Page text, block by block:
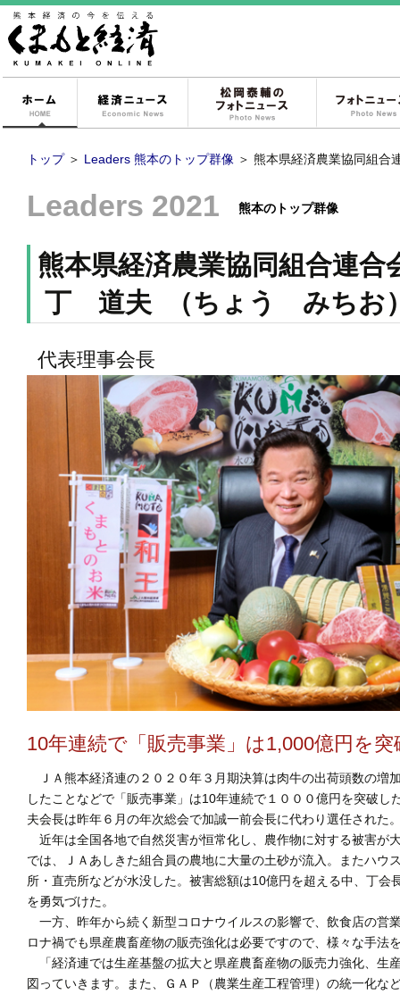
経済ニュース
トップ ＞ Leaders 熊本のトップ群像 ＞ 熊本県経済農業協同組合
Leaders 2021 熊本のトップ群像
熊本県経済農業協同組合連合
丁 道夫 （ちょう みちお
代表理事会長
10年連続で「販売事業」は1,000億円を突
ＪＡ熊本経済連の２０２０年３月期決算は肉牛の出荷頭数の増
したことなどで「販売事業」は10年連続で１０００億円を突破し
夫会長は昨年６月の年次総会で加誠一前会長に代わり選任された
近年は全国各地で自然災害が恒常化し、農作物に対する被害が
では、ＪＡあしきた組合員の農地に大量の土砂が流入。またハウ
所・直売所などが水没した。被害総額は10億円を超える中、丁
を勇気づけた。
一方、昨年から続く新型コロナウイルスの影響で、飲食店の営
ロナ禍でも県産農畜産物の販売強化は必要ですので、様々な手法
「経済連では生産基盤の拡大と県産農畜産物の販売力強化、生
図っていきます。また、ＧＡＰ（農業生産工程管理）の統一化